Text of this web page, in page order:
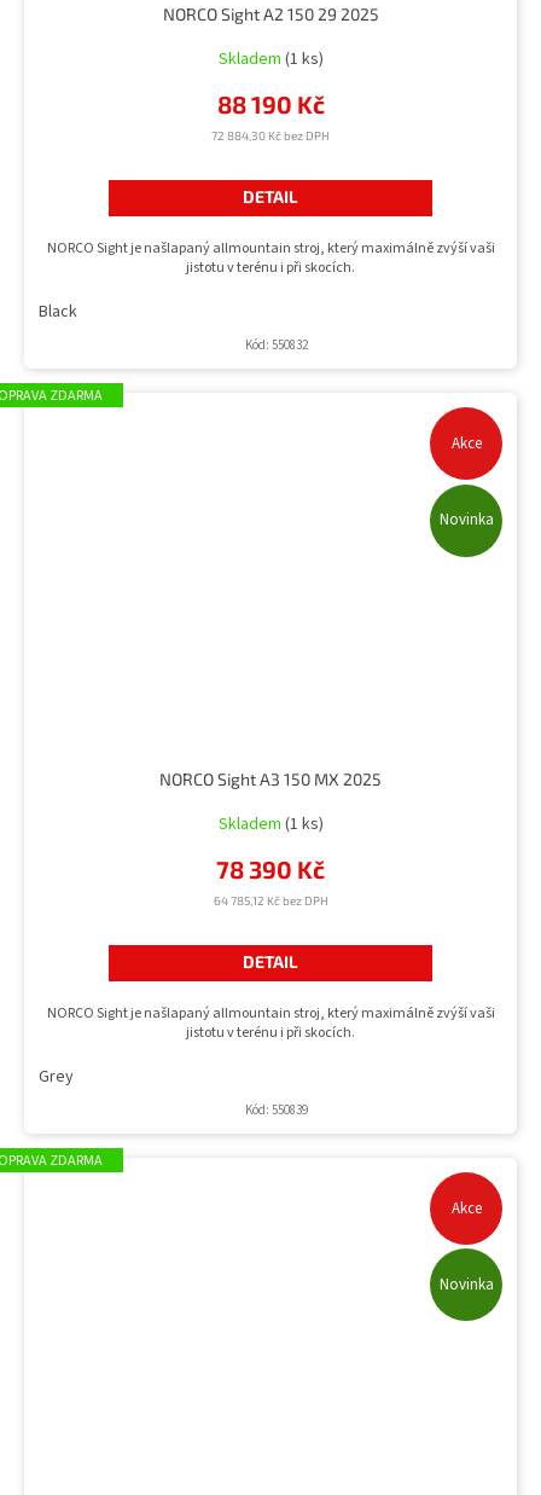
NORCO Sight A2 150 29 2025
Skladem (1 ks)
72 884,30 Kč bez DPH
88 190 Kč
DETAIL
NORCO Sight je našlapaný allmountain stroj, který maximálně zvýší vaši
jistotu v terénu i při skocích.
Black
Kód: 550832
Akce
Novinka
ZDARMA
NORCO Sight A3 150 MX 2025
Skladem (1 ks)
64 785,12 Kč bez DPH
78 390 Kč
DETAIL
NORCO Sight je našlapaný allmountain stroj, který maximálně zvýší vaši
jistotu v terénu i při skocích.
Grey
Kód: 550839
Akce
Novinka
ZDARMA